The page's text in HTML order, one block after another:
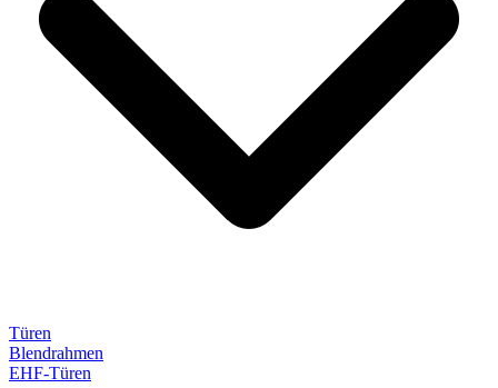
Türen
Blendrahmen
EHF-Türen